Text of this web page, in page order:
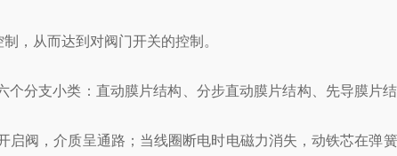
，从而达到对阀门开关的控制。
分支小类：直动膜片结构、分步直动膜片结构、先导膜片
阀，介质呈通路；当线圈断电时电磁力消失，动铁芯在弹